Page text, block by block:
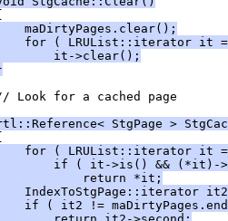
maDirtyPages.clear();
for ( LRUList::iterator it
it->clear();
Look for a cached page
StgPage >
for ( LRUList::iterator it
if ( it->is() && (*it)-
return *it;
IndexToStgPage::iterator
if ( it2 !=